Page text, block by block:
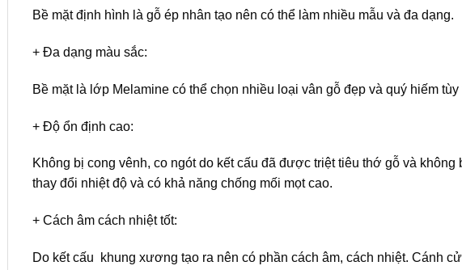
Bề mặt định hình là gỗ ép nhân tạo nên có thể làm nhiều mẫu và đa dạng.
+ Đa dạng màu sắc:
Bề mặt là lớp Melamine có thể chọn nhiều loại vân gỗ đẹp và quý hiếm
+ Độ ổn định cao:
Không bị cong vênh, co ngót do kết cấu đã được triệt tiêu thớ gỗ và
thay đổi nhiệt độ và có khả năng chống mối mọt cao.
+ Cách âm cách nhiệt tốt:
Do kết cấu khung xương tạo ra nên có phần cách âm, cách nhiệt. Cánh